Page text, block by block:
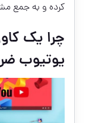
کرده و به جمع
چرا یک
یوتیوب